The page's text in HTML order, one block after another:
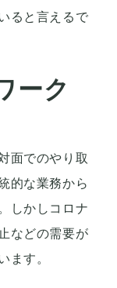
ると言えるで
ーク
面でのやり取
的な業務から
しかしコロナ
などの需要が
ます。